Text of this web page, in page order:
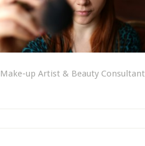
Make-up Artist & Beauty Consultant